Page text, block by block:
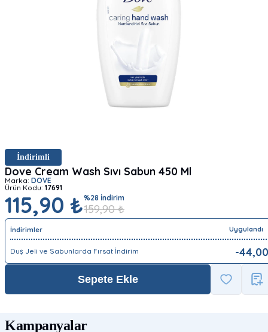
İndirimli
Dove Cream Wash Sıvı Sabun 450 Ml
Marka: DOVE
Ürün Kodu: 17691
115,90 ₺%28 İndirim
159,90 ₺
İndirimler Uygulandı
Duş Jeli ve Sabunlarda Fırsat İndirim -44,00
Sepete Ekle
Kampanyalar